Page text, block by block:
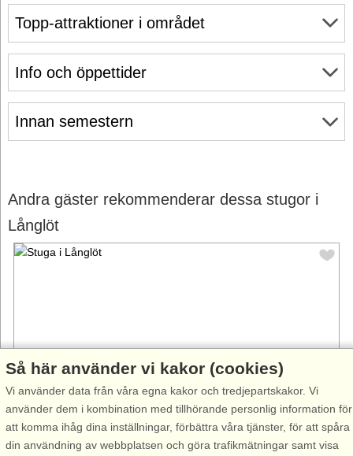
Info och öppettider
Innan semestern
Topp-attraktioner i området
Andra gäster rekommenderar dessa stugor i
Långlöt
Stugnr: 56375
Så här använder vi kakor (cookies)
Vi använder data från våra egna kakor och tredjepartskakor. Vi
använder dem i kombination med tillhörande personlig information för
att komma ihåg dina inställningar, förbättra våra tjänster, för att spåra
din användning av webbplatsen och göra trafikmätningar samt visa